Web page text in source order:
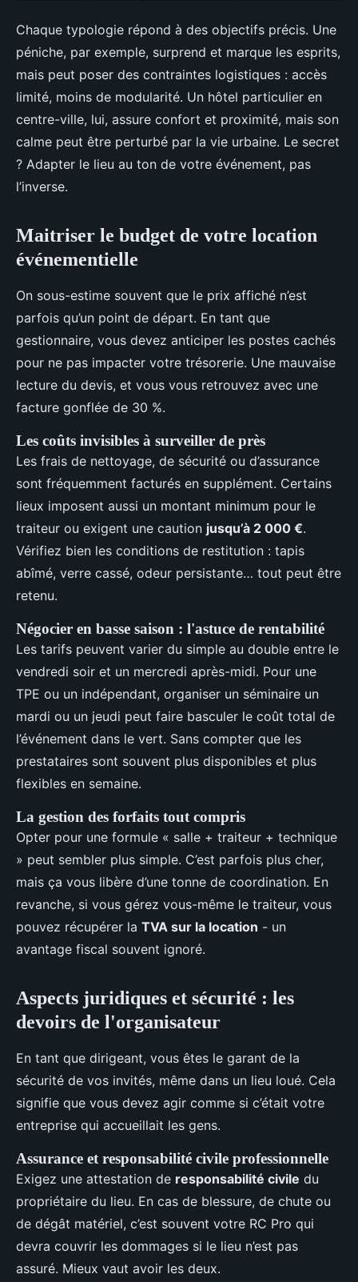
Chaque typologie répond à des objectifs précis. Une
péniche, par exemple, surprend et marque les esprits,
mais peut poser des contraintes logistiques : accès
limité, moins de modularité. Un hôtel particulier en
centre-ville, lui, assure confort et proximité, mais son
calme peut être perturbé par la vie urbaine. Le secret
? Adapter le lieu au ton de votre événement, pas
l’inverse.
Maitriser le budget de votre location
événementielle
On sous-estime souvent que le prix affiché n’est
parfois qu’un point de départ. En tant que
gestionnaire, vous devez anticiper les postes cachés
pour ne pas impacter votre trésorerie. Une mauvaise
lecture du devis, et vous vous retrouvez avec une
facture gonflée de 30 %.
Les coûts invisibles à surveiller de près
Les frais de nettoyage, de sécurité ou d’assurance
sont fréquemment facturés en supplément. Certains
lieux imposent aussi un montant minimum pour le
traiteur ou exigent une caution jusqu’à 2 000 €.
Vérifiez bien les conditions de restitution : tapis
abîmé, verre cassé, odeur persistante… tout peut être
retenu.
Négocier en basse saison : l'astuce de rentabilité
Les tarifs peuvent varier du simple au double entre le
vendredi soir et un mercredi après-midi. Pour une
TPE ou un indépendant, organiser un séminaire un
mardi ou un jeudi peut faire basculer le coût total de
l’événement dans le vert. Sans compter que les
prestataires sont souvent plus disponibles et plus
flexibles en semaine.
La gestion des forfaits tout compris
Opter pour une formule « salle + traiteur + technique
» peut sembler plus simple. C’est parfois plus cher,
mais ça vous libère d’une tonne de coordination. En
revanche, si vous gérez vous-même le traiteur, vous
pouvez récupérer la TVA sur la location - un
avantage fiscal souvent ignoré.
Aspects juridiques et sécurité : les
devoirs de l'organisateur
En tant que dirigeant, vous êtes le garant de la
sécurité de vos invités, même dans un lieu loué. Cela
signifie que vous devez agir comme si c’était votre
entreprise qui accueillait les gens.
Assurance et responsabilité civile professionnelle
Exigez une attestation de responsabilité civile du
propriétaire du lieu. En cas de blessure, de chute ou
de dégât matériel, c’est souvent votre RC Pro qui
devra couvrir les dommages si le lieu n’est pas
assuré. Mieux vaut avoir les deux.